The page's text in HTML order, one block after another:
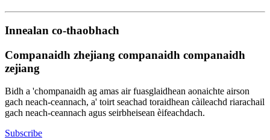
Innealan co-thaobhach
Companaidh zhejiang companaidh companaidh
zejiang
Bidh a 'chompanaidh ag amas air fuasglaidhean aonaichte airson
gach neach-ceannach, a' toirt seachad toraidhean càileachd riarachail
gach neach-ceannach agus seirbheisean èifeachdach.
Subscribe